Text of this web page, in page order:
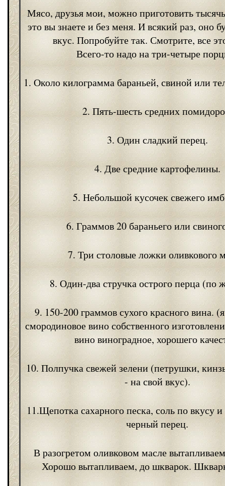
Мясо, друзья мои, можно приготовить
это вы знаете и без меня. И всякий раз, оно
вкус. Попробуйте так. Смотрите, все
Всего-то надо на три-четыре
1. Около килограмма бараньей, свиной или
2. Пять-шесть средних
3. Один сладкий перец.
4. Две средние картофелины.
5. Небольшой кусочек свежего
6. Граммов 20 бараньего или
7. Три столовые ложки оливкового
8. Один-два стручка острого перца (по
9. 150-200 граммов сухого красного вина.
смородиновое вино собственного
вино виноградное, хорошего
10. Полпучка свежей зелени (петрушки,
- на свой вкус).
11.Щепотка сахарного песка, соль по вкусу
черный перец.
В разогретом оливковом масле
Хорошо вытапливаем, до шкварок.